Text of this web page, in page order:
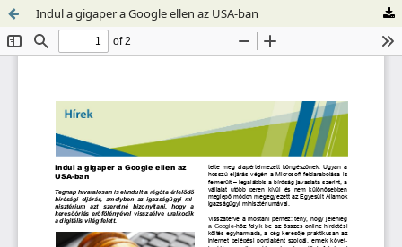
Indul a gigaper a Google ellen az USA-ban